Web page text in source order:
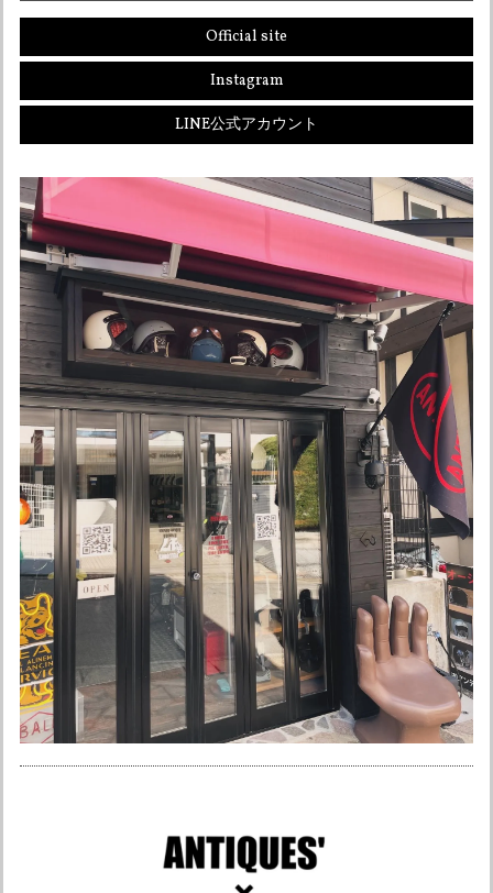
とても対応が早く、わざわざ電話連絡もしてもらい気持ち良
く買い物ができました。 まだ欲しいものがあるので、その時
はよろしくお願いします。 ありがとうございました。
こちらこそありがとうございました☆ またお声
かけください！ よろしくお願い申し上げます♪
オーシャンビートル OCEAN BEETLE MTX 別注マット アイボリー 各サイズ有り インナーペイズリー黒！ SALE中！ 送料無料！
Lサイズ
2026/05/06
迅速に発送していただきありがとうございます。 オリジナル
カラーも最高です。
ありがとうございました☆ またよろしくお願い
申し上げます。
オーシャンビートル ショーティ4 別注マットホワイト ペイズリー黒 各サイズ有り SALE中！ 送料無料！ 常時在庫限定2個！
XLサイズ
2026/03/20
お店の方が神対応で、安心して取り引きできました。 ありが
とうございます。 次回の購入もアトランティスさんで決まり
です！
Official site
Instagram
LINE公式アカウント